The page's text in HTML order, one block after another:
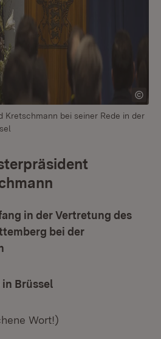
Kretschmann bei seiner Rede in der
in der Vertretung des
bei der
in Brüssel
Wort!)